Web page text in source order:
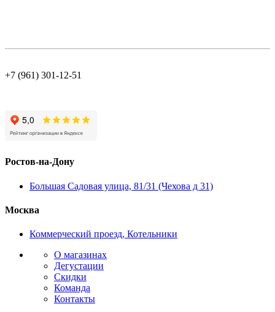
+7 (961) 301-12-51
Ростов-на-Дону
Большая Садовая улица, 81/31 (Чехова д 31)
Москва
Коммерческий проезд, Котельники
О магазинах
Дегустации
Скидки
Команда
Контакты